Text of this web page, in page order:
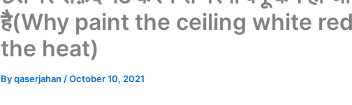
है(Why paint the ceiling white
the heat)
Byqaserjahan /October 10, 2021